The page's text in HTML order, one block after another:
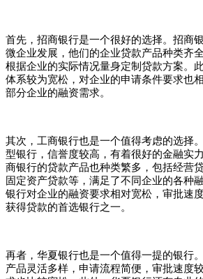
首先，招商银行是一个很好的选择。招商
微企业发展，他们的企业贷款产品种类齐
根据企业的实际情况量身定制贷款方案。
体系较为宽松，对企业的申请条件要求也
部分企业的融资需求。
其次，工商银行也是一个值得考虑的选择
型银行，信誉度较高，有着很好的金融实
商银行的贷款产品也种类繁多，包括经营
固定资产贷款等，满足了不同企业的各种
银行对企业的融资要求相对宽松，审批速
获得贷款的首选银行之一。
再者，华夏银行也是一个值得一提的银行
产品灵活多样，申请流程简便，审批速度